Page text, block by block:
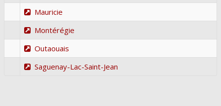
Mauricie
Montérégie
Outaouais
Saguenay-Lac-Saint-Jean